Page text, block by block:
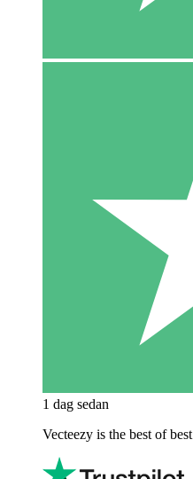
1 dag sedan
Vecteezy is the best of best